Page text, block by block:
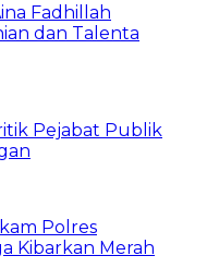
Fadhillah
dan Talenta
Pejabat Publik
Polres
Kibarkan Merah